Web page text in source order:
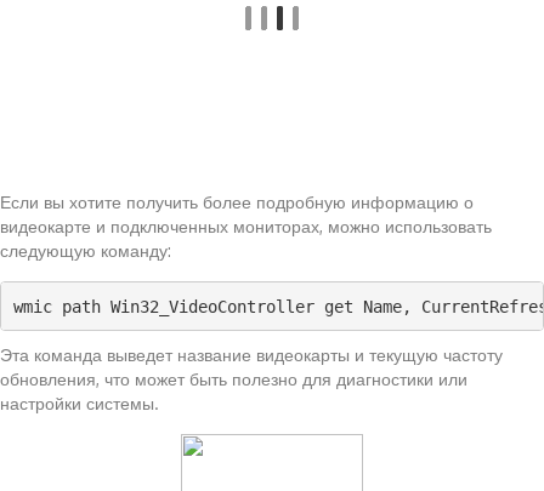
Если вы хотите получить более подробную информацию о
видеокарте и подключенных мониторах, можно использовать
следующую команду:
wmic path Win32_VideoController get Name,
Эта команда выведет название видеокарты и текущую частоту
обновления, что может быть полезно для диагностики или
настройки системы.